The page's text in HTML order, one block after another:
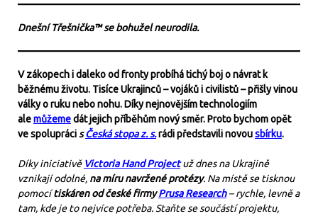
Dnešní Třešnička™ se bohužel neurodila.
V zákopech i daleko od fronty probíhá tichý boj o návrat k
běžnému životu. Tisíce Ukrajinců – vojáků i civilistů – přišly vinou
války o ruku nebo nohu. Díky nejnovějším technologiím
alemůžemedát jejich příběhům nový směr. Proto bychom opět
ve spolupráci sČeská stopa z. s.rádi představili novousbírku.
Díky iniciativě Victoria Hand Projectuž dnes na Ukrajině
vznikají odolné, na míru navržené protézy. Na místě se tisknou
pomocítiskáren od české firmyPrusa Research– rychle, levně a
tam, kde je to nejvíce potřeba. Staňte se součástí projektu,